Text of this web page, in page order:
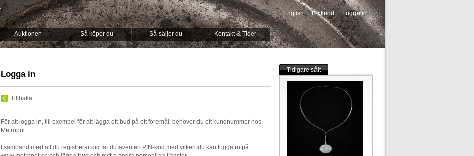
Auktioner Så köper du Så säljer du Kontakt & Tider
English Bli kund Logga in
-->
Logga in
Tillbaka
För att logga in, till exempel för att lägga ett bud på ett föremål, behöver du ett kundnummer hos
Metropol.
I samband med att du registrerar dig får du även en PIN-kod med vilken du kan logga in på
Tidigare sålt